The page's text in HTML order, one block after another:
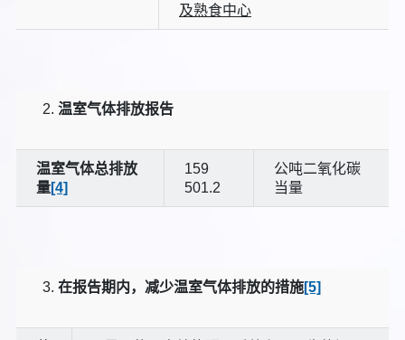
及熟食中心
温室气体排放报告
温室气体总排放
量[4]
159
501.2
公吨二氧化碳
当量
在报告期内，减少温室气体排放的措施[5]